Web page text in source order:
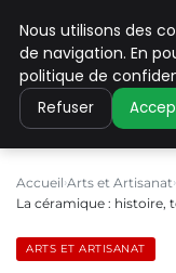
PILAT
Accueil Arts et Artisanat
La céramique : histoire,
ARTS ET ARTISANAT
Nous utilisons des
de navigation. En
politique de
Refuser